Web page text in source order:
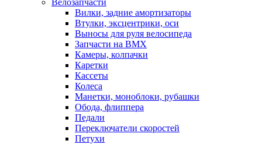
Велозапчасти
Вилки, задние амортизаторы
Втулки, эксцентрики, оси
Выносы для руля велосипеда
Запчасти на BMX
Камеры, колпачки
Каретки
Кассеты
Колеса
Манетки, моноблоки, рубашки
Обода, флиппера
Педали
Переключатели скоростей
Петухи